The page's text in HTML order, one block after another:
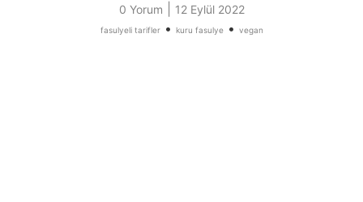
0 Yorum 12 Eylül 2022
fasulyeli tarifler• kuru fasulye• vegan